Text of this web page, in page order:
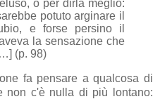
o per dirla meglio:
potuto arginare il
e forse persino il
la sensazione che
(p. 98)
fa pensare a qualcosa di
non c'è nulla di più lontano: